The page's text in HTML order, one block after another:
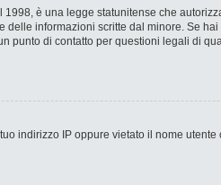
è una legge statunitense che
informazioni scritte dal minore. Se
punto di contatto per questioni legali di
indirizzo IP oppure vietato il nome